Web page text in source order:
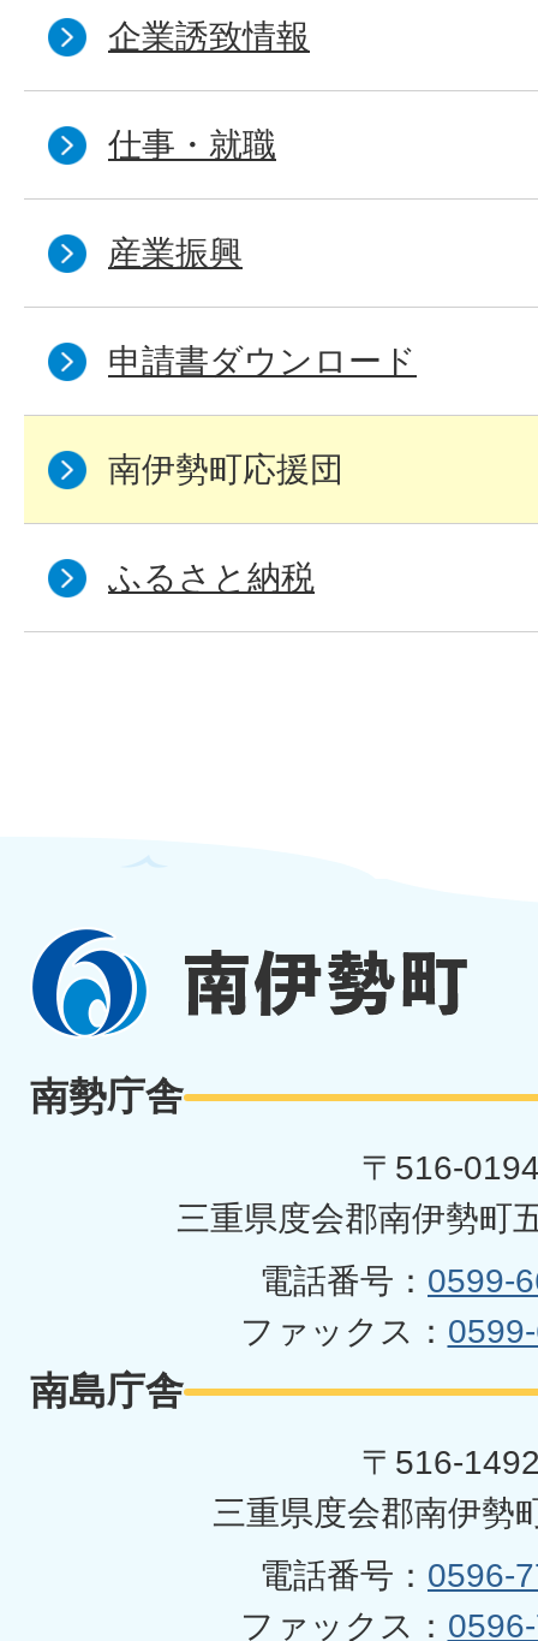
企業誘致情報
仕事・就職
産業振興
申請書ダウンロード
南伊勢町応援団
ふるさと納税
南勢庁舎
〒516-
三重県度会郡南伊勢町
電話番号： 0599-
ファックス：
南島庁舎
〒516-
三重県度会郡南伊勢
電話番号： 0596-
ファックス：